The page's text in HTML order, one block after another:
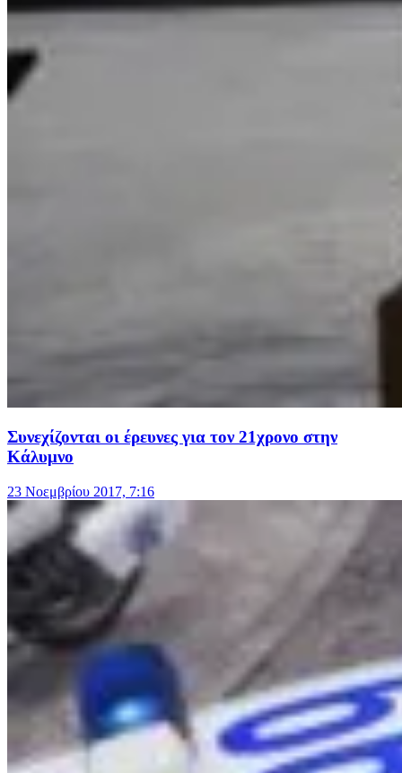
Συνεχίζονται οι έρευνες για τον 21χρονο στην
Κάλυμνο
23 Νοεμβρίου 2017, 7:16